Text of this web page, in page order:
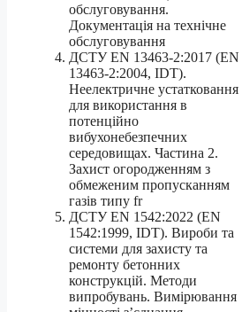
обслуговування.
Документація на технічне
обслуговування
ДСТУ EN 13463-2:2017 (EN
13463-2:2004, IDT).
Неелектричне устатковання
для використання в
потенційно
вибухонебезпечних
середовищах. Частина 2.
Захист огородженням з
обмеженим пропусканням
газів типу fr
ДСТУ EN 1542:2022 (EN
1542:1999, IDT). Вироби та
системи для захисту та
ремонту бетонних
конструкцій. Методи
випробувань. Вимірювання